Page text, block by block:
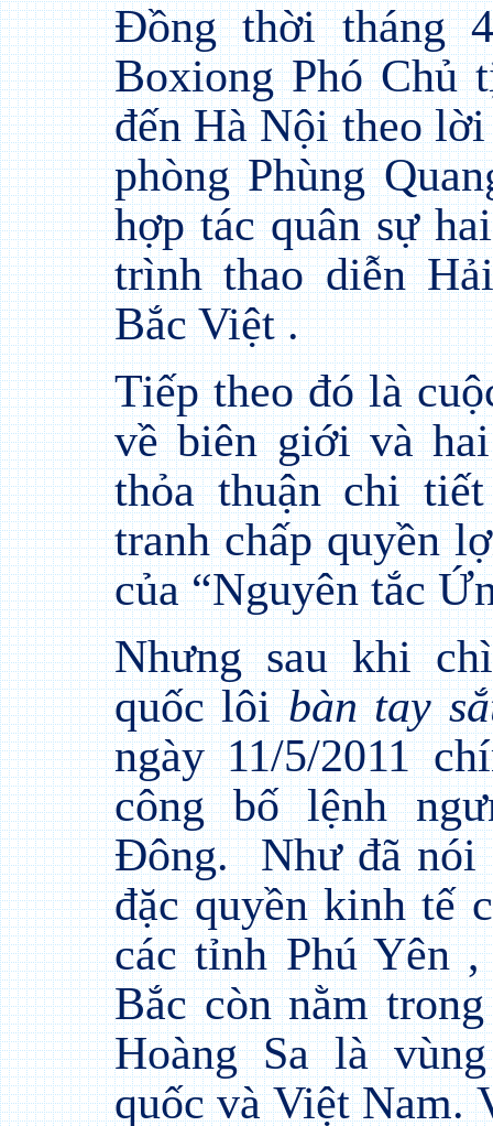
Đồng thời tháng
Boxiong Phó Chủ
đến Hà Nội theo
phòng Phùng
hợp tác quân sự
trình thao diễn
Bắc Việt .
Tiếp theo đó là
về biên giới và
thỏa thuận chi
tranh chấp quyền
của “Nguyên tắc
Nhưng sau khi
quốc lôibàn tay
ngày 11/5/2011
công bố lệnh
Đông.
Như đã nói
đặc quyền kinh tế
các tỉnh Phú Yên
Bắc còn nằm
Hoàng Sa là
quốc và Việt Nam.